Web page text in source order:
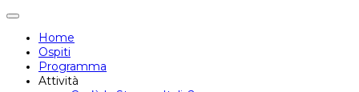
Attiva/disattiva
navigazione
Home
Ospiti
Programma
Attività